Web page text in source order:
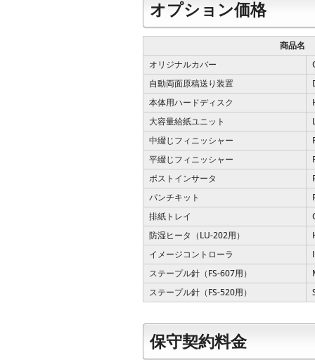
オプション価格
商品名
オリジナルカバー
自動両面原稿送り装置
本体用ハードディスク
大容量給紙ユニット
中綴じフィニッシャー
平綴じフィニッシャー
ポストインサータ
パンチキット
排紙トレイ
防湿ヒータ（LU-202用）
イメージコントローラ
ステープル針（FS-607用）
ステープル針（FS-520用）
保守契約料金